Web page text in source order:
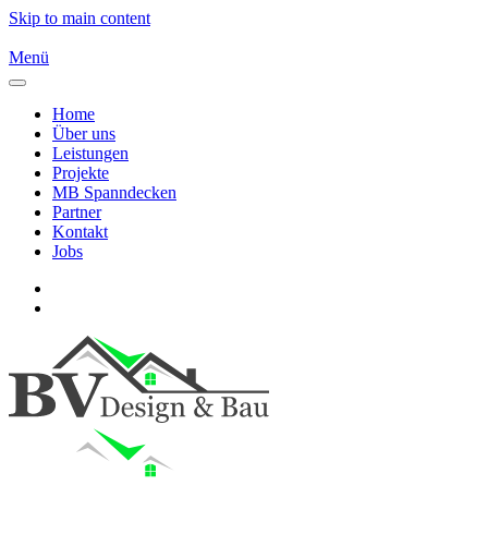
Skip to main content
Menü
Home
Über uns
Leistungen
Projekte
MB Spanndecken
Partner
Kontakt
Jobs